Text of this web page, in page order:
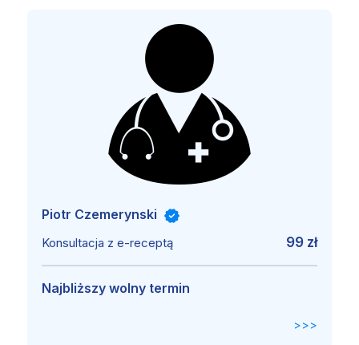
Piotr Czemerynski
Konsultacja z e-receptą 99 zł
Najbliższy wolny termin
>>>